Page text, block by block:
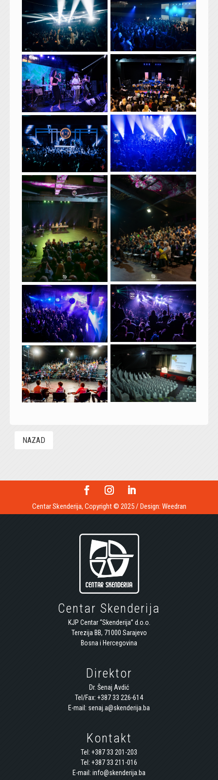
NAZAD
Centar Skenderija, Copyright © 2025 / Design: Weedran
Centar Skenderija
KJP Centar “Skenderija” d.o.o.
Terezija BB, 71000 Sarajevo
Bosna i Hercegovina
Direktor
Dr. Šenaj Avdić
Tel/Fax: +387 33 226-614
E-mail: senaj.a@skenderija.ba
Kontakt
Tel: +387 33 201-203
Tel: +387 33 211-016
E-mail: info@skenderija.ba